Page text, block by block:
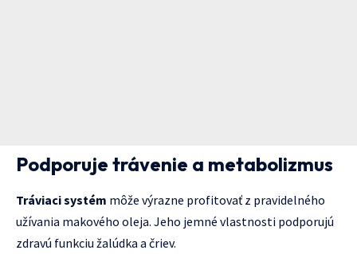
Podporuje trávenie a metabolizmus
Tráviaci systém môže výrazne profitovať z pravidelného
užívania makového oleja. Jeho jemné vlastnosti podporujú
zdravú funkciu žalúdka a čriev.